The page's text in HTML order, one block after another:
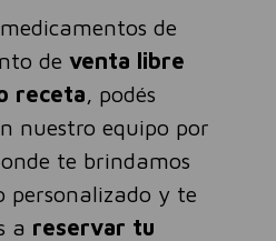
de
de venta libre
receta, podés
nuestro equipo por
te brindamos
personalizado y te
a reservar tu